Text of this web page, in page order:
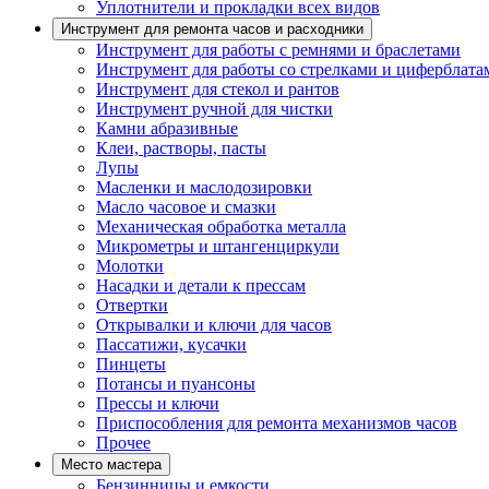
Уплотнители и прокладки всех видов
Инструмент для ремонта часов и расходники
Инструмент для работы с ремнями и браслетами
Инструмент для работы со стрелками и
Инструмент для стекол и рантов
Инструмент ручной для чистки
Камни абразивные
Клеи, растворы, пасты
Лупы
Масленки и маслодозировки
Масло часовое и смазки
Механическая обработка металла
Микрометры и штангенциркули
Молотки
Насадки и детали к прессам
Отвертки
Открывалки и ключи для часов
Пассатижи, кусачки
Пинцеты
Потансы и пуансоны
Прессы и ключи
Приспособления для ремонта механизмов часов
Прочее
Место мастера
Бензинницы и емкости